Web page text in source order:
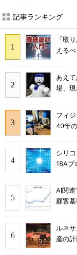
記事ランキング
「取
える
あえ
場、
フィ
40年
シリ
18Aプ
AI関連
顧客
ルネ
産の計